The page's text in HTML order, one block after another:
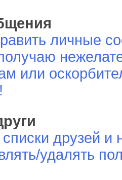
личные
или
друзей и
удалять